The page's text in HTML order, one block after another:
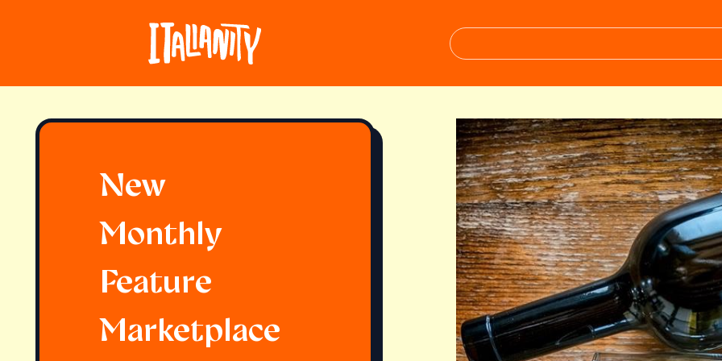
New
Monthly
Feature
Marketplace